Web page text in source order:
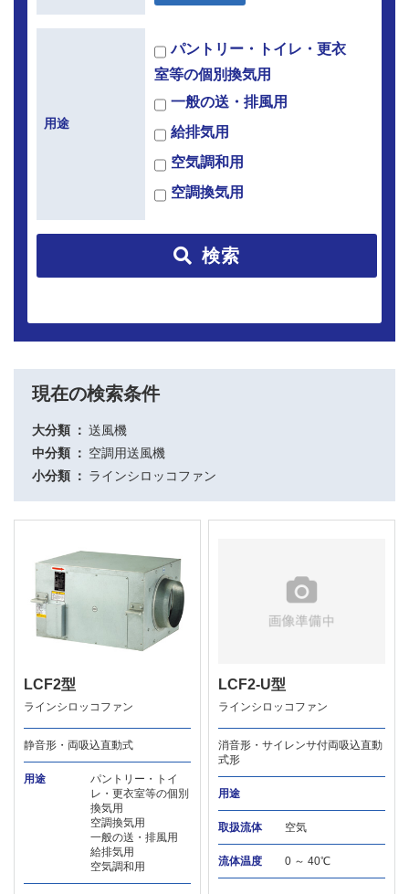
用途
パントリー・トイレ・更衣
室等の個別換気用
一般の送・排風用
給排気用
空気調和用
空調換気用
検索
現在の検索条件
大分類
送風機
中分類
空調用送風機
小分類
ラインシロッコファン
LCF2型
ラインシロッコファン
静音形・両吸込直動式
用途
パントリー・トイ
レ・更衣室等の個別
換気用
空調換気用
一般の送・排風用
給排気用
空気調和用
LCF2-U型
ラインシロッコファン
消音形・サイレンサ付両吸込直動
式形
用途
取扱流体 空気
流体温度 0 ～ 40℃